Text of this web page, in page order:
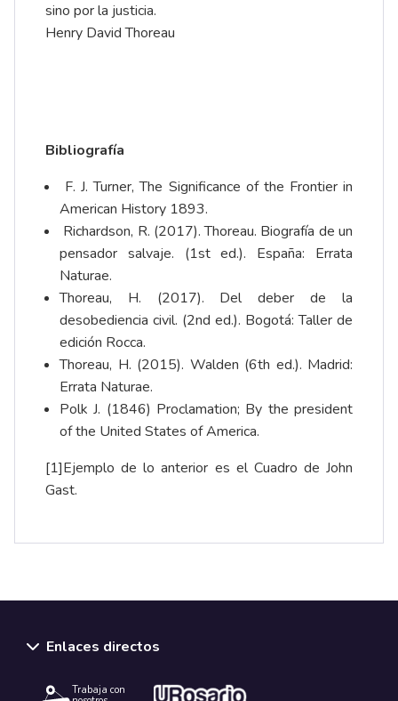
sino por la justicia.
Henry David Thoreau
Bibliografía
F. J. Turner, The Significance of the Frontier in
American History 1893.
Richardson, R. (2017). Thoreau. Biografía de un
pensador salvaje. (1st ed.). España: Errata
Naturae.
Thoreau, H. (2017). Del deber de la
desobediencia civil. (2nd ed.). Bogotá: Taller de
edición Rocca.
Thoreau, H. (2015). Walden (6th ed.). Madrid:
Errata Naturae.
Polk J. (1846) Proclamation; By the president
of the United States of America.
​[1]Ejemplo de lo anterior es el Cuadro de John
Gast.
Enlaces directos
Trabaja con